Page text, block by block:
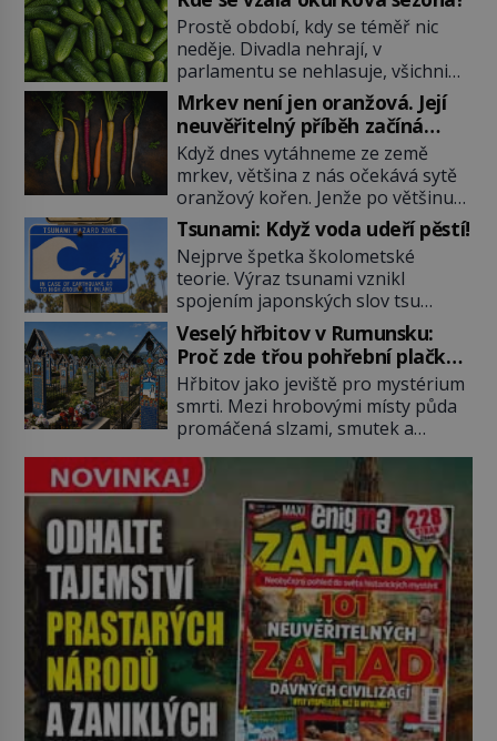
Prostě období, kdy se téměř nic
neděje. Divadla nehrají, v
parlamentu se nehlasuje, všichni
jsou na dovolené a média tak
nemají o čem mluvit a psát. A
vymýšlejí si proto témata, které
nikoho nezajímají. Proč je však ona
letní doba spojovaná zrovna s
okurkami? Okurkovou sezónu
známe už od poloviny 19. století,
ovšem jako Češi […]
Mrkev není jen oranžová. Její
neuvěřitelný příběh začíná
fialovou barvou
Když dnes vytáhneme ze země
mrkev, většina z nás očekává sytě
oranžový kořen. Jenže po většinu
své historie je mrkev všechno
možné, jen ne oranžová. Je fialová,
žlutá, bílá, někdy dokonce téměř
černá. Až díky stovkám let
pečlivého šlechtění se z ní stává
zelenina, bez které si českou
zahradu ani nedokážeme
představit. Její příběh je […]
Tsunami: Když voda udeří pěstí!
Nejprve špetka školometské
teorie. Výraz tsunami vznikl
spojením japonských slov tsu
(přístav) a nami (vlna). Jedná se o
dlouhou vlnu, která je na volném
moři takřka nepostřehnutelná.
Ačkoli je vlnová délka tsunami i 300
kilometrů, výška vlny na volném
moři je maximálně 1,5 metru.
Máme se podobné obří vlny obávat
i v Evropě? Vznik tsunami si […]
Veselý hřbitov v Rumunsku:
Proč zde třou pohřební plačky
bídu s nouzí?
Hřbitov jako jeviště pro mystérium
smrti. Mezi hrobovými místy půda
promáčená slzami, smutek a
vědomí konečnosti lidské existence.
Jsou ale výjimky, kde pohřební
plačky smutně žmoulají kapesníky
nikoli při smutečním obřadu, ale
při pohledu na výši vyměřené
podpory v nezaměstnanosti. Kam
vás pozveme? Unikátní hřbitov,
který si vysloužil název „Veselý“,
najdeme v rumunské vesnici
Sapanta, nedaleko hranic […]